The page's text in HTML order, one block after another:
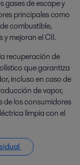
gases de escape y
principales como
combustible,
y mejoran el CII.
recuperación de
que garantiza
incluso en caso de
de vapor,
de los consumidores
limpia con el